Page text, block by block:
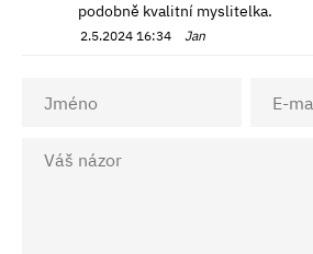
podobně kvalitní myslitelka.
2.5.2024 16:34 Jan